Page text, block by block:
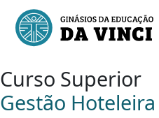
Curso Superior
Gestão Hoteleira